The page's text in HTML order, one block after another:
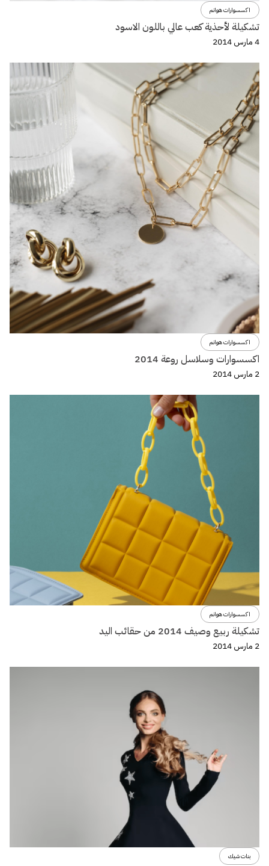
اكسسوارات هوانم
تشكيلة لأحذية كعب عالي باللون الاسود
4 مارس 2014
اكسسوارات هوانم
اكسسوارات وسلاسل روعة 2014
2 مارس 2014
اكسسوارات هوانم
تشكيلة ربيع وصيف 2014 من حقائب اليد
2 مارس 2014
بنات شيك